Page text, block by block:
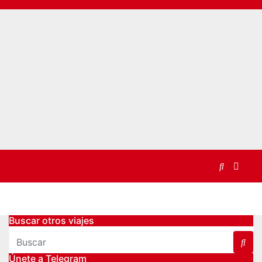
Buscar otros viajes
Únete a Telegram